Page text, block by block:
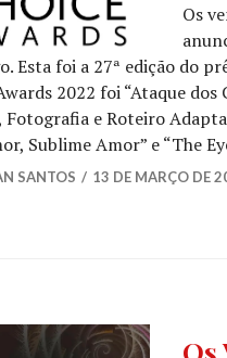
DE
DE
SÉRIES
Os
Esta foi a 27ª edição do
2022 foi “Ataque
Fotografia e Roteiro
Sublime Amor” e “The
SANTOS 13 DE MARÇO DE
BAFTA